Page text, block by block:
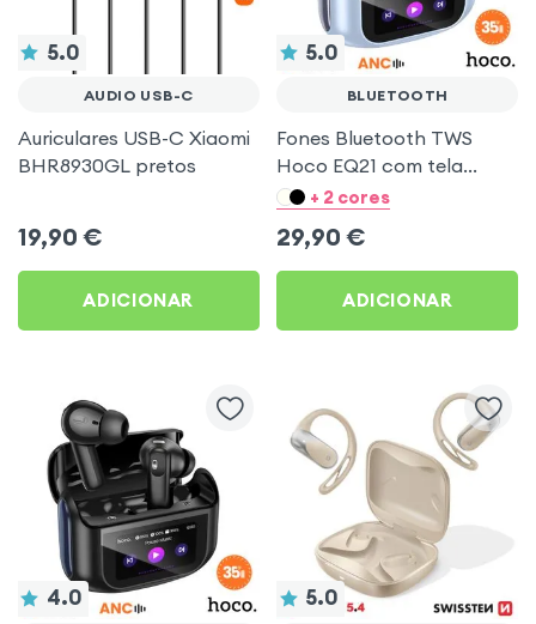
5.0
AUDIO USB-C
Auriculares USB-C Xiaomi
BHR8930GL pretos
19,90 €
ADICIONAR
5.0
BLUETOOTH
Fones Bluetooth TWS
Hoco EQ21 com tela
touch e ANC Azul
+ 2 cores
29,90 €
ADICIONAR
4.0 5.0